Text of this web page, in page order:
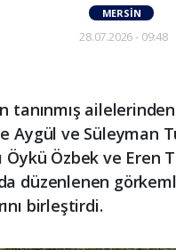
MERSIN
28.07.2026 - 09:48
tanınmış
Aygül ve Süleyman
Öykü Özbek ve Eren
düzenlenen
birleştirdi.